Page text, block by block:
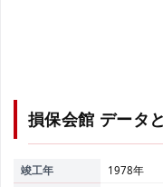
損保会館 データ
竣工年
1978年